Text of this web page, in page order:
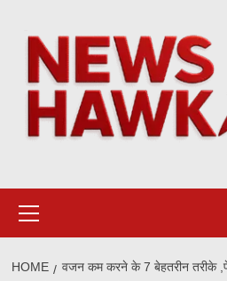
content
Menu
HOME
वजन कम करने के 7 बेहतरीन तरीके